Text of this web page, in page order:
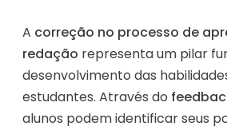
A correção no processo de
redação representa um pilar
desenvolvimento das
estudantes. Através do
alunos podem identificar seus